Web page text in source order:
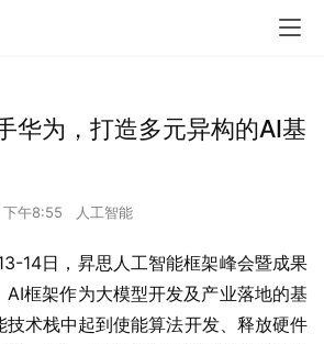
华为，打造多元异构的AI基
下午8:55 人工智能
14日，昇思人工智能框架峰会暨成果
AI框架作为大模型开发及产业落地的基
技术栈中起到使能算法开发、释放硬件